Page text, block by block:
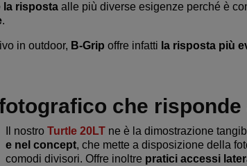
la risposta alle più diverse esigenze perché è
.
in outdoor, B-Grip offre infatti la risposta più
che
Il nostro Turtle 20LT ne è la dimostrazione
e nel concept, che mette a disposizione della
comodi divisori. Offre inoltre pratici accessi